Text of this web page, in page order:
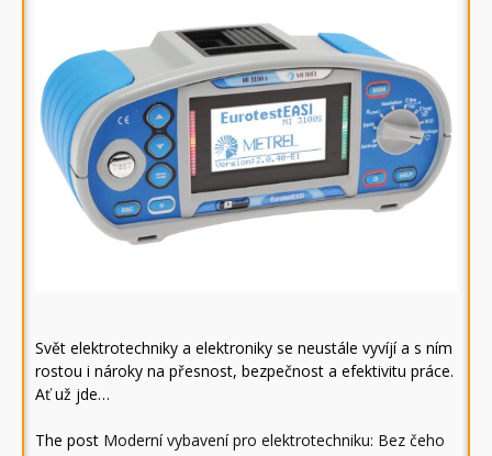
Svět elektrotechniky a elektroniky se neustále vyvíjí a s ním
rostou i nároky na přesnost, bezpečnost a efektivitu práce.
Ať už jde…
The post Moderní vybavení pro elektrotechniku: Bez čeho